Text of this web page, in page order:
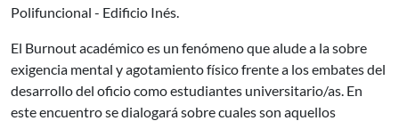
Polifuncional - Edificio Inés.
El Burnout académico es un fenómeno que alude a la sobre
exigencia mental y agotamiento físico frente a los embates del
desarrollo del oficio como estudiantes universitario/as. En
este encuentro se dialogará sobre cuales son aquellos